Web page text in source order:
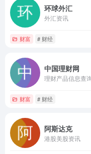
环球外汇
外汇资讯
财富 # 财经
中国理财网
理财产品信息查
财富 # 财经
阿斯达克
港股美股资讯